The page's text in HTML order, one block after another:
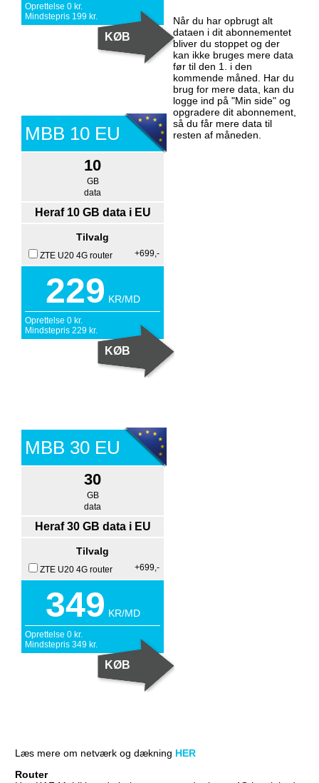
Oprettelse 0 kr.
Mindstepris 199 kr.
MBB 10 EU
10
GB
data
Heraf 10 GB data i EU
Tilvalg
+699,-
ZTE U20 4G router
229 KR/MD
Oprettelse 0 kr.
Mindstepris 229 kr.
MBB 30 EU
30
GB
data
Heraf 30 GB data i EU
Tilvalg
+699,-
ZTE U20 4G router
349 KR/MD
Oprettelse 0 kr.
Mindstepris 349 kr.
Når du har opbrugt alt
dataen i dit abonnementet
bliver du stoppet og der
kan ikke bruges mere data
før til den 1. i den
kommende måned. Har du
brug for mere data, kan du
logge ind på "Min side" og
opgradere dit abonnement,
så du får mere data til
resten af måneden.
Læs mere om netværk og dækning HER
Router